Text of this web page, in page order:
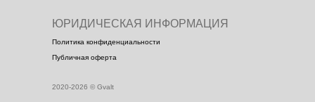
Политика конфиденциальности
Публичная оферта
ЮРИДИЧЕСКАЯ ИНФОРМАЦИЯ
2020-2026 © Gvalt